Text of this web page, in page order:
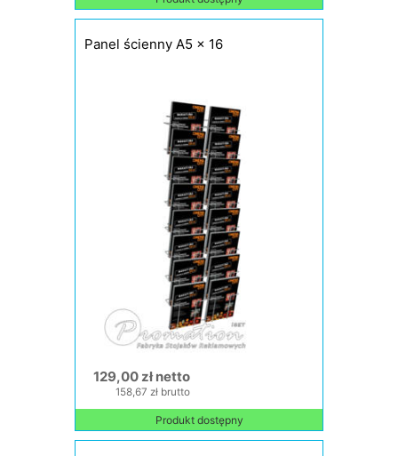
Panel ścienny A5 x 16
129,00 zł netto
158,67 zł brutto
Produkt dostępny